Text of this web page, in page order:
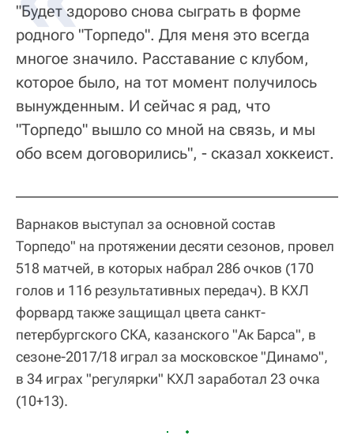
"Будет здорово снова сыграть в форме
родного "Торпедо". Для меня это всегда
многое значило. Расставание с клубом,
которое было, на тот момент получилось
вынужденным. И сейчас я рад, что
"Торпедо" вышло со мной на связь, и мы
обо всем договорились", - сказал хоккеист.
Варнаков выступал за основной состав
Торпедо" на протяжении десяти сезонов, провел
518 матчей, в которых набрал 286 очков (170
голов и 116 результативных передач). В КХЛ
форвард также защищал цвета санкт-
петербургского СКА, казанского "Ак Барса", в
сезоне-2017/18 играл за московское "Динамо",
в 34 играх "регулярки" КХЛ заработал 23 очка
(10+13).